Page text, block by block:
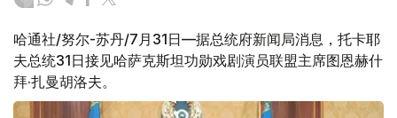
哈通社/努尔-苏丹/7月31日—据总统府新闻局消息，托卡耶
夫总统31日接见哈萨克斯坦功勋戏剧演员联盟主席图恩赫什
拜·扎曼胡洛夫。